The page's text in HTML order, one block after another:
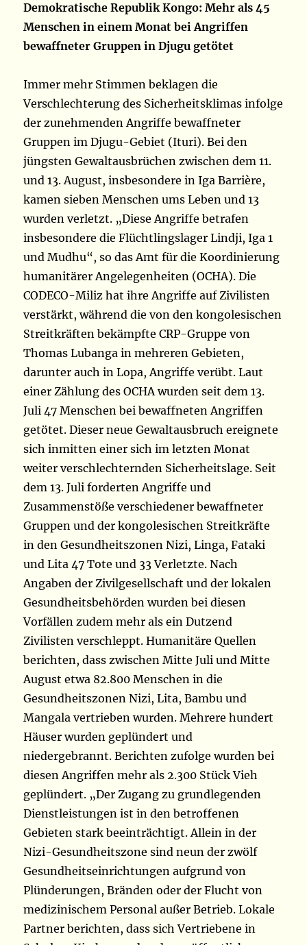
Demokratische Republik Kongo: Mehr als 45
Menschen in einem Monat bei Angriffen
bewaffneter Gruppen in Djugu getötet
Immer mehr Stimmen beklagen die
Verschlechterung des Sicherheitsklimas infolge
der zunehmenden Angriffe bewaffneter
Gruppen im Djugu-Gebiet (Ituri). Bei den
jüngsten Gewaltausbrüchen zwischen dem 11.
und 13. August, insbesondere in Iga Barrière,
kamen sieben Menschen ums Leben und 13
wurden verletzt. „Diese Angriffe betrafen
insbesondere die Flüchtlingslager Lindji, Iga 1
und Mudhu“, so das Amt für die Koordinierung
humanitärer Angelegenheiten (OCHA). Die
CODECO-Miliz hat ihre Angriffe auf Zivilisten
verstärkt, während die von den kongolesischen
Streitkräften bekämpfte CRP-Gruppe von
Thomas Lubanga in mehreren Gebieten,
darunter auch in Lopa, Angriffe verübt. Laut
einer Zählung des OCHA wurden seit dem 13.
Juli 47 Menschen bei bewaffneten Angriffen
getötet. Dieser neue Gewaltausbruch ereignete
sich inmitten einer sich im letzten Monat
weiter verschlechternden Sicherheitslage. Seit
dem 13. Juli forderten Angriffe und
Zusammenstöße verschiedener bewaffneter
Gruppen und der kongolesischen Streitkräfte
in den Gesundheitszonen Nizi, Linga, Fataki
und Lita 47 Tote und 33 Verletzte. Nach
Angaben der Zivilgesellschaft und der lokalen
Gesundheitsbehörden wurden bei diesen
Vorfällen zudem mehr als ein Dutzend
Zivilisten verschleppt. Humanitäre Quellen
berichten, dass zwischen Mitte Juli und Mitte
August etwa 82.800 Menschen in die
Gesundheitszonen Nizi, Lita, Bambu und
Mangala vertrieben wurden. Mehrere hundert
Häuser wurden geplündert und
niedergebrannt. Berichten zufolge wurden bei
diesen Angriffen mehr als 2.300 Stück Vieh
geplündert. „Der Zugang zu grundlegenden
Dienstleistungen ist in den betroffenen
Gebieten stark beeinträchtigt. Allein in der
Nizi-Gesundheitszone sind neun der zwölf
Gesundheitseinrichtungen aufgrund von
Plünderungen, Bränden oder der Flucht von
medizinischem Personal außer Betrieb. Lokale
Partner berichten, dass sich Vertriebene in